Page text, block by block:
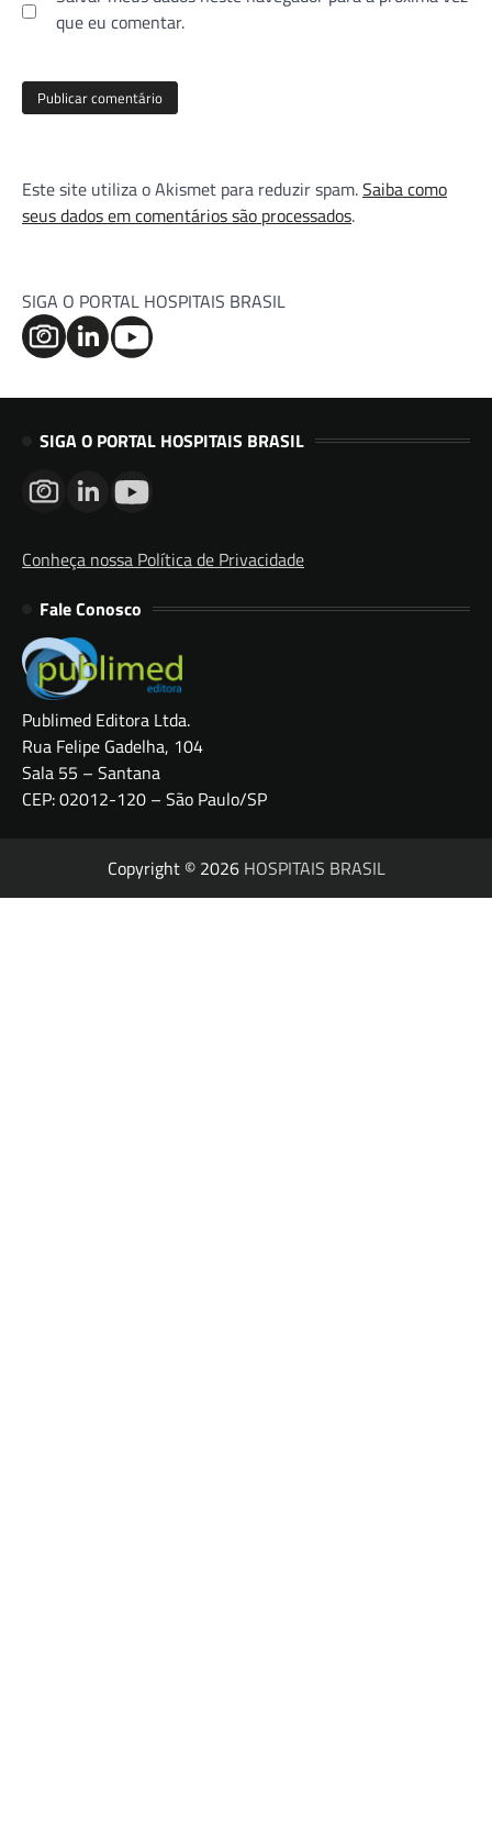
que eu comentar.
Este site utiliza o Akismet para reduzir spam.Saiba como
seus dados em comentários são processados.
SIGA O PORTAL HOSPITAIS BRASIL
SIGA O PORTAL HOSPITAIS BRASIL
Conheça nossa Política de Privacidade
Fale Conosco
Publimed Editora Ltda.
Rua Felipe Gadelha, 104
Sala 55 – Santana
CEP: 02012-120 – São Paulo/SP
Copyright © 2026 HOSPITAIS BRASIL